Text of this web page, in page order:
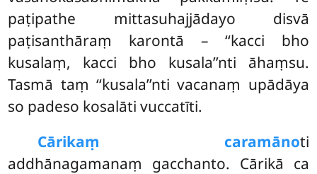
paṭipathe mittasuhajjādayo disvā
paṭisanthāraṃ karontā – ‘‘kacci bho
kusalaṃ, kacci bho kusala’’nti āhaṃsu.
Tasmā taṃ ‘‘kusala’’nti vacanaṃ upādāya
so padeso kosalāti vuccatīti.
Cārikaṃ caramānoti
addhānagamanaṃ gacchanto. Cārikā ca